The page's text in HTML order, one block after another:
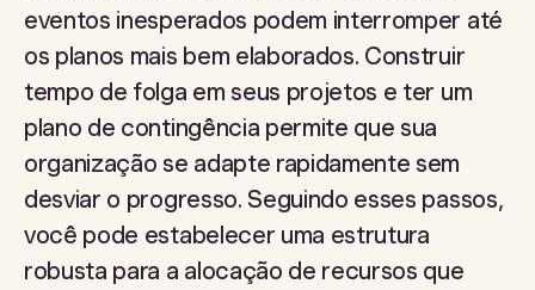
eventos inesperados podem interromper até
os planos mais bem elaborados. Construir
tempo de folga em seus projetos e ter um
plano de contingência permite que sua
organização se adapte rapidamente sem
desviar o progresso. Seguindo esses passos,
você pode estabelecer uma estrutura
robusta para a alocação de recursos que